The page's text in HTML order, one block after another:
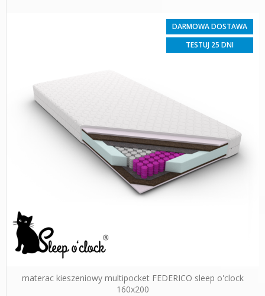
DARMOWA DOSTAWA
TESTUJ 25 DNI
materac kieszeniowy multipocket FEDERICO sleep o'clock
160x200